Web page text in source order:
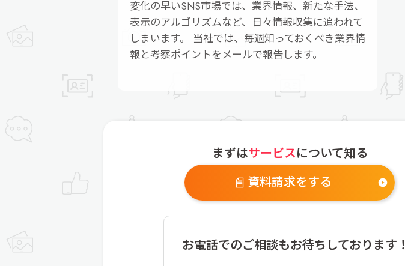
変化の早いSNS市場では、業界情報、新たな手法、
表示のアルゴリズムなど、日々情報収集に追われて
しまいます。 当社では、毎週知っておくべき業界情
報と考察ポイントをメールで報告します。
まずはサービスについて知る
資料請求をする
お電話でのご相談もお待ちしております！